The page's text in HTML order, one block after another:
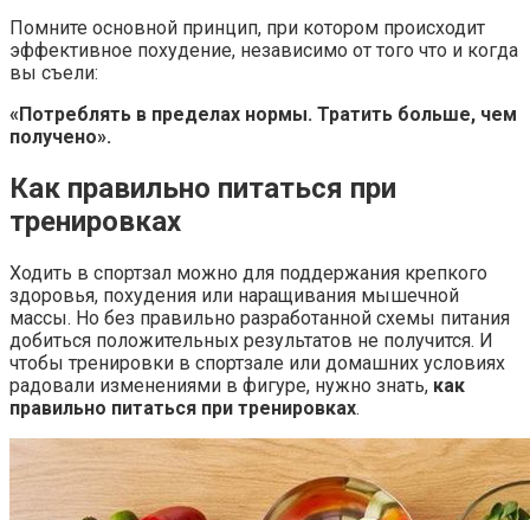
Помните основной принцип, при котором происходит
эффективное похудение, независимо от того что и когда
вы съели:
«Потреблять в пределах нормы. Тратить больше, чем
получено».
Как правильно питаться при
тренировках
Ходить в спортзал можно для поддержания крепкого
здоровья, похудения или наращивания мышечной
массы. Но без правильно разработанной схемы питания
добиться положительных результатов не получится. И
чтобы тренировки в спортзале или домашних условиях
радовали изменениями в фигуре, нужно знать, как
правильно питаться при тренировках.